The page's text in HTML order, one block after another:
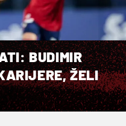
BUDIMIR
ŽELI